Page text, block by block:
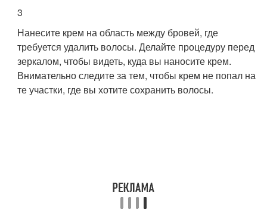
3
Нанесите крем на область между бровей, где
требуется удалить волосы. Делайте процедуру перед
зеркалом, чтобы видеть, куда вы наносите крем.
Внимательно следите за тем, чтобы крем не попал на
те участки, где вы хотите сохранить волосы.